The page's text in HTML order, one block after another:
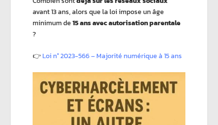
avant 13 ans, alors que la loi impose un âge
minimum de15 ans avec autorisation parentale
?
👉Loi n° 2023-566 – Majorité numérique à 15 ans